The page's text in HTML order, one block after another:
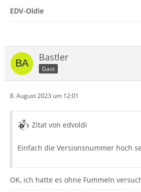
EDV-Oldie
Bastler
Gast
8. August 2023 um 12:01
Zitat von edvoldi
Einfach die Versionsnummer hoch
OK, ich hatte es ohne Fummeln